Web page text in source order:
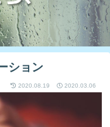
ション
2020.08.19 2020.03.06